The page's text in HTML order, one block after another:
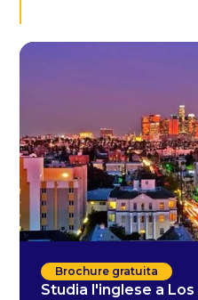
Brochure gratuita
Studia l'inglese a